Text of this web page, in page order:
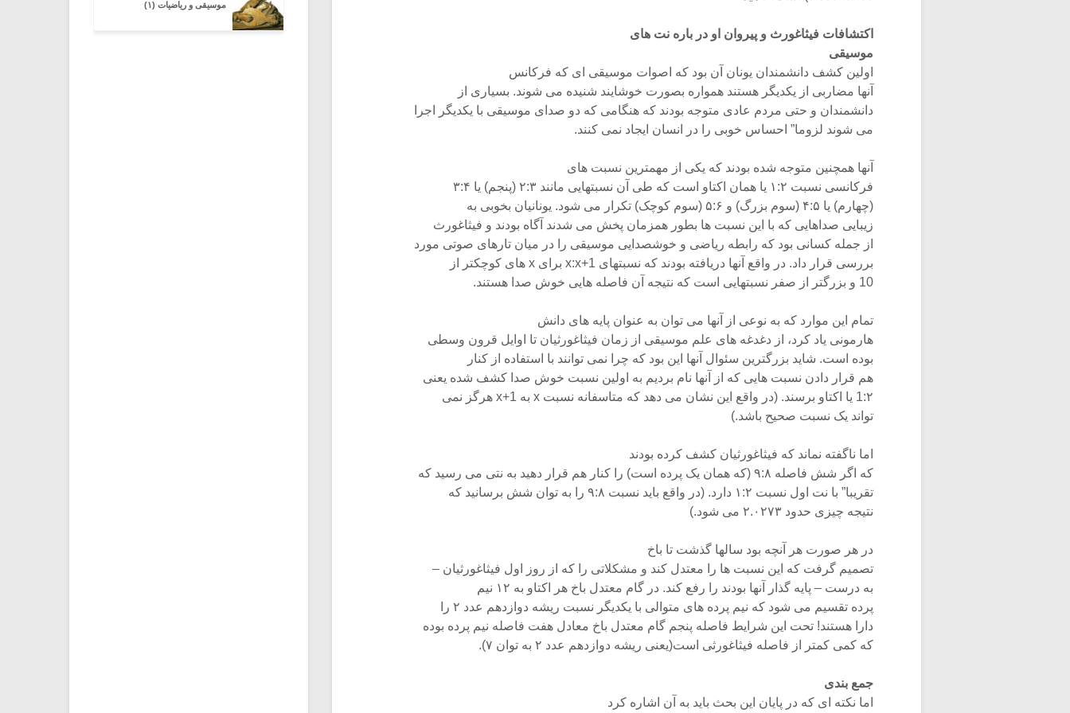
اکتشافات فیثاغورث و پیروان او در باره نت های
موسیقی
اولین کشف دانشمندان یونان آن بود که اصوات موسیقی ای که فرکانس
آنها مضاربی از یکدیگر هستند همواره بصورت خوشایند شنیده می شوند. بسیاری از
دانشمندان و حتی مردم عادی متوجه بودند که هنگامی که دو صدای موسیقی با یکدیگر اجرا
می شوند لزوما” احساس خوبی را در انسان ایجاد نمی کنند.
آنها همچنین متوجه شده بودند که یکی از مهمترین نسبت های
فرکانسی نسبت ۱:۲ یا همان اکتاو است که طی آن نسبتهایی مانند ۲:۳ (پنجم) یا ۳:۴
(چهارم) یا ۴:۵ (سوم بزرگ) و ۵:۶ (سوم کوچک) تکرار می شود. یونانیان بخوبی به
زیبایی صداهایی که با این نسبت ها بطور همزمان پخش می شدند آگاه بودند و فیثاغورث
از جمله کسانی بود که رابطه ریاضی و خوشصدایی موسیقی را در میان تارهای صوتی مورد
بررسی قرار داد. در واقع آنها دریافته بودند که نسبتهای x:x+1 برای x های کوچکتر از
10 و بزرگتر از صفر نسبتهایی است که نتیجه آن فاصله هایی خوش صدا هستند.
تمام این موارد که به نوعی از آنها می توان به عنوان پایه های دانش
هارمونی یاد کرد، از دغدغه های علم موسیقی از زمان فیثاغورثیان تا اوایل قرون وسطی
بوده است. شاید بزرگترین سئوال آنها این بود که چرا نمی توانند با استفاده از کنار
هم قرار دادن نسبت هایی که از آنها نام بردیم به اولین نسبت خوش صدا کشف شده یعنی
1:۲ یا اکتاو برسند. (در واقع این نشان می دهد که متاسفانه نسبت x به x+1 هرگز نمی
تواند یک نسبت صحیح باشد.)
اما ناگفته نماند که فیثاغورثیان کشف کرده بودند
که اگر شش فاصله ۹:۸ (که همان یک پرده است) را کنار هم قرار دهید به نتی می رسید که
تقریبا” با نت اول نسبت ۱:۲ دارد. (در واقع باید نسبت ۹:۸ را به توان شش برسانید که
نتیجه چیزی حدود ۲.۰۲۷۳ می شود.)
در هر صورت هر آنچه بود سالها گذشت تا باخ
تصمیم گرفت که این نسبت ها را معتدل کند و مشکلاتی را که از روز اول فیثاغورثیان –
به درست – پایه گذار آنها بودند را رفع کند. در گام معتدل باخ هر اکتاو به ۱۲ نیم
پرده تقسیم می شود که نیم پرده های متوالی با یکدیگر نسبت ریشه دوازدهم عدد ۲ را
دارا هستند! تحت این شرایط فاصله پنجم گام معتدل باخ معادل هفت فاصله نیم پرده بوده
که کمی کمتر از فاصله فیثاغورثی است(یعنی ریشه دوازدهم عدد ۲ به توان ۷).
جمع بندی
اما نکته ای که در پایان این بحث باید به آن اشاره کرد
موسیقی و ریاضیات (۱)